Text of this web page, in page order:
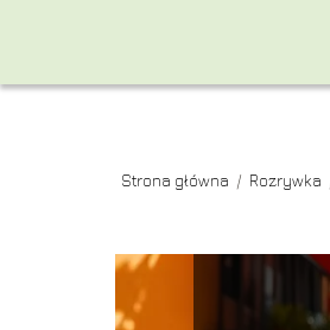
Strona główna / Rozrywka